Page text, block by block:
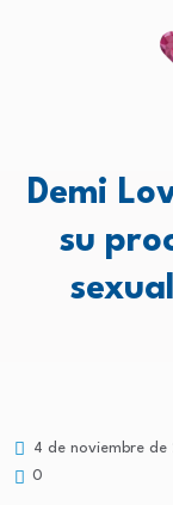
Demi
su
4 de noviembre de
0